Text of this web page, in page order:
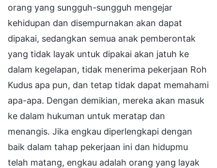
orang yang sungguh-sungguh mengejar
kehidupan dan disempurnakan akan dapat
dipakai, sedangkan semua anak pemberontak
yang tidak layak untuk dipakai akan jatuh ke
dalam kegelapan, tidak menerima pekerjaan Roh
Kudus apa pun, dan tetap tidak dapat memahami
apa-apa. Dengan demikian, mereka akan masuk
ke dalam hukuman untuk meratap dan
menangis. Jika engkau diperlengkapi dengan
baik dalam tahap pekerjaan ini dan hidupmu
telah matang, engkau adalah orang yang layak